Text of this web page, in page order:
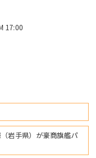
17:00
岩手県）が豪商旗艦パ